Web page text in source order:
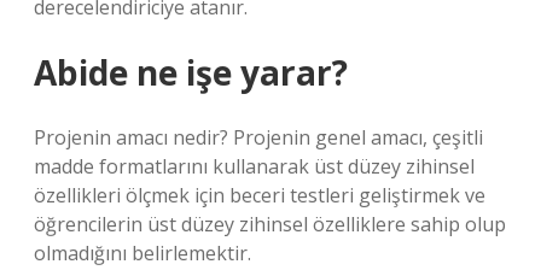
derecelendiriciye atanır.
Abide ne işe yarar?
Projenin amacı nedir? Projenin genel amacı, çeşitli
madde formatlarını kullanarak üst düzey zihinsel
özellikleri ölçmek için beceri testleri geliştirmek ve
öğrencilerin üst düzey zihinsel özelliklere sahip olup
olmadığını belirlemektir.